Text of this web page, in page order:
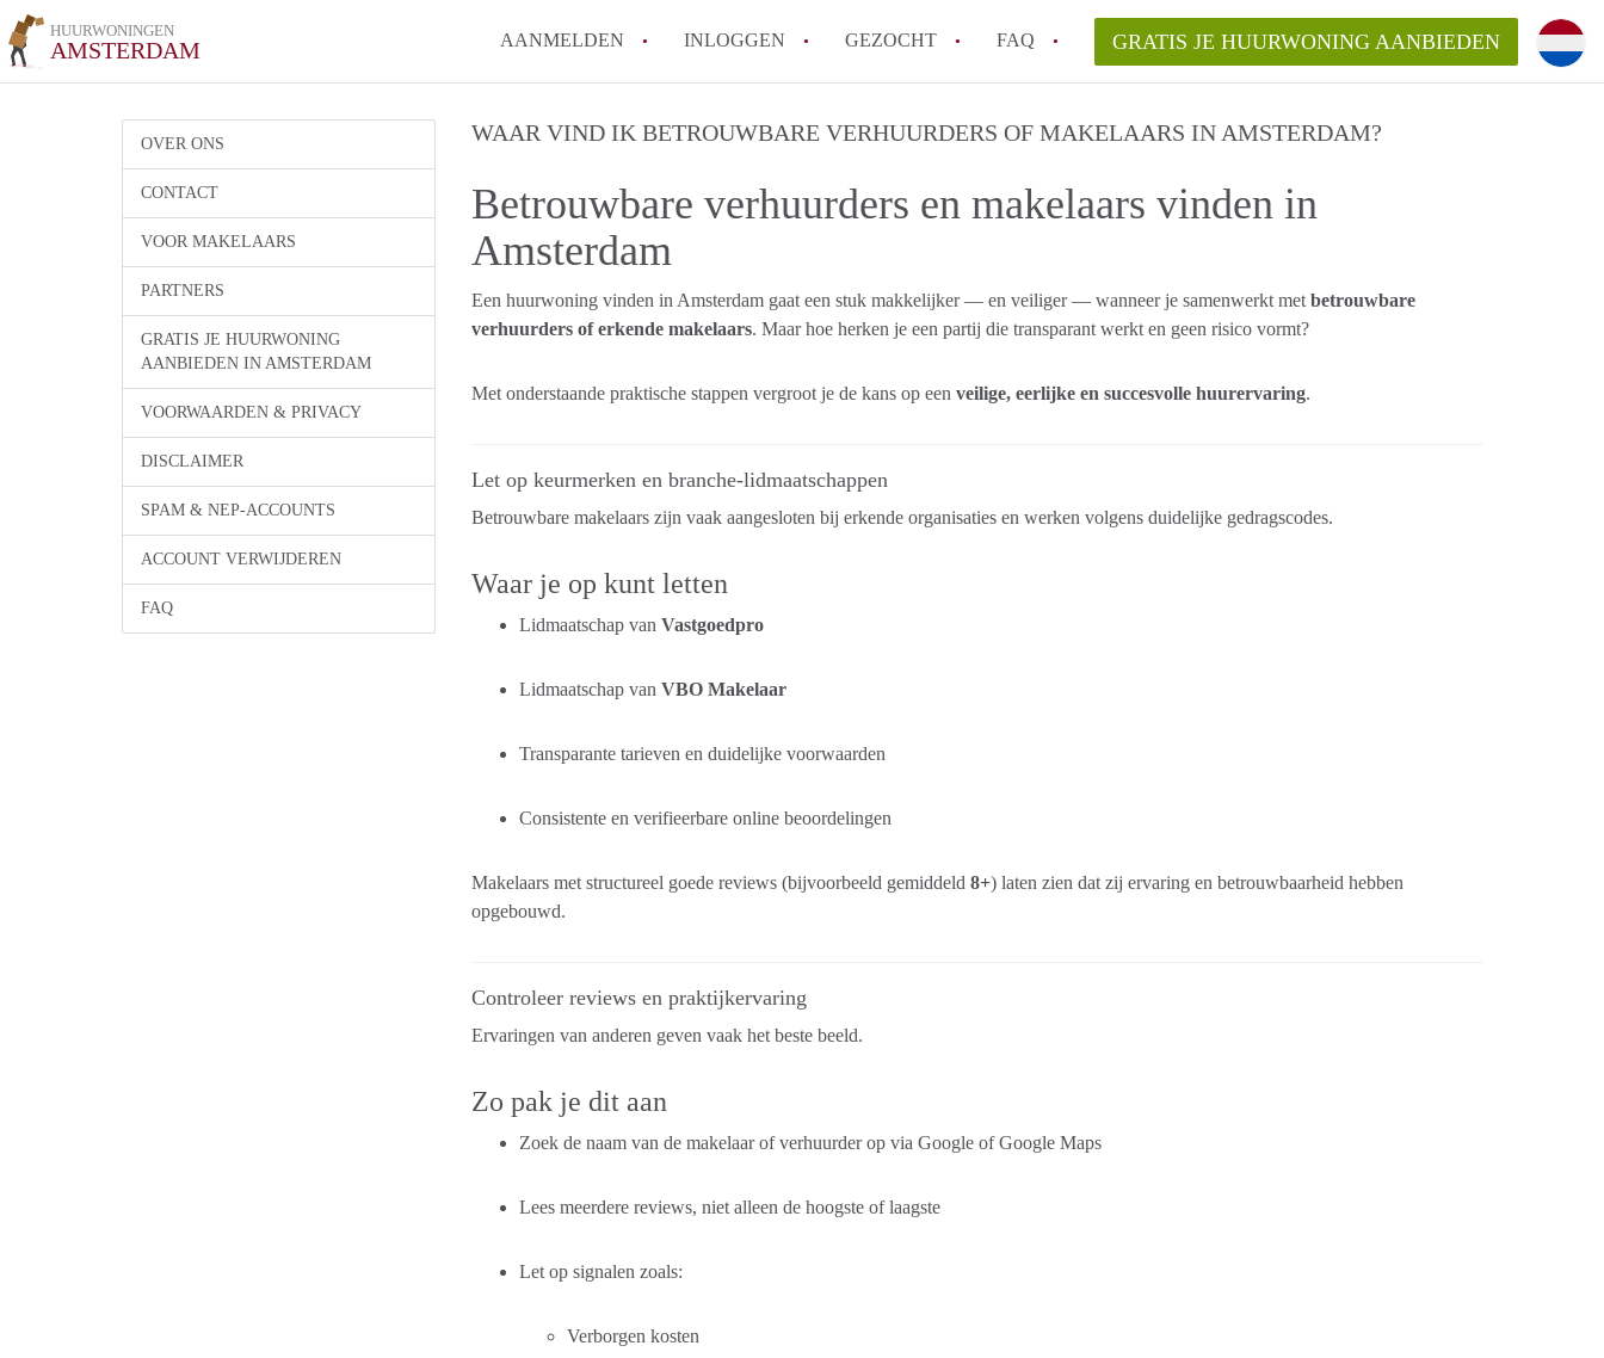
HUURWONINGEN
AMSTERDAM AANMELDEN INLOGGEN GEZOCHT FAQ
Wat is het verschil tussen sociale huur en vrije sector in Amsterdam?
Heb ik recht op huurtoeslag in Amsterdam?
Wat is een normale huurprijs voor een studio of appartement in Amsterdam?
Alle veelgestelde vragen
GRATIS JE HUURWONING AANBIEDEN
OVER ONS
CONTACT
VOOR MAKELAARS
PARTNERS
GRATIS JE HUURWONING
AANBIEDEN IN AMSTERDAM
VOORWAARDEN & PRIVACY
DISCLAIMER
SPAM & NEP-ACCOUNTS
ACCOUNT VERWIJDEREN
FAQ
WAAR VIND IK BETROUWBARE VERHUURDERS OF MAKELAARS IN AMSTERDAM?
Betrouwbare verhuurders en makelaars vinden in
Amsterdam
Een huurwoning vinden in Amsterdamgaat een stuk makkelijker — en veiliger — wanneer je samenwerkt met betrouwbare
verhuurders of erkende makelaars. Maar hoe herken je een partij die transparant werkt en geen risico vormt?
Met onderstaande praktische stappen vergroot je de kans op een veilige, eerlijke en succesvolle huurervaring.
Let op keurmerken en branche-lidmaatschappen
Betrouwbare makelaars zijn vaak aangesloten bij erkende organisaties en werken volgens duidelijke gedragscodes.
Waar je op kunt letten
Lidmaatschap van Vastgoedpro
Lidmaatschap van VBO Makelaar
Transparante tarieven en duidelijke voorwaarden
Consistente en verifieerbare online beoordelingen
Makelaars met structureel goede reviews (bijvoorbeeld gemiddeld 8+) laten zien dat zij ervaring en betrouwbaarheid hebben
opgebouwd.
Controleer reviews en praktijkervaring
Ervaringen van anderen geven vaak het beste beeld.
Zo pak je dit aan
Zoek de naam van de makelaar of verhuurder op via Google of Google Maps
Lees meerdere reviews, niet alleen de hoogste of laagste
Let op signalen zoals:
Verborgen kosten